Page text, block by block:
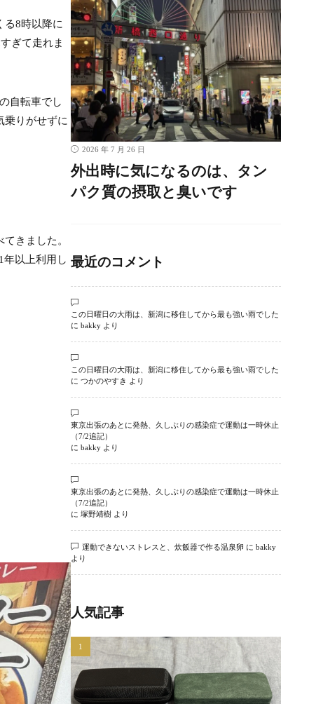
る8時以降に
ぎて走れま
自転車でし
乗りがせずに
きました。
年以上利用し
2026 年 7 月 26 日
外出時に気になるのは、タン
パク質の摂取と臭いです
最近のコメント
この日曜日の大雨は、新潟に移住してから最も強い雨でした
に bakky より
この日曜日の大雨は、新潟に移住してから最も強い雨でした
に つかのやすき より
東京出張のあとに発熱、久しぶりの感染症で運動は一時休止
（7/2追記）
に bakky より
東京出張のあとに発熱、久しぶりの感染症で運動は一時休止
（7/2追記）
に 塚野靖樹 より
運動できないストレスと、炊飯器で作る温泉卵 に bakky
より
人気記事